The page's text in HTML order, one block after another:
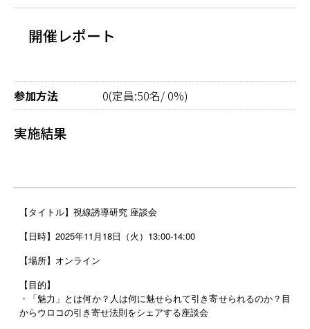
開催レポート
参加方法 0(定員:50名/ 0%)
実施結果
【タイトル】視線誘導研究 座談会
【日時】2025年11月18日（火）13:00-14:00
【場所】オンライン
【目的】
・「魅力」とは何か？人は何に魅せられて引き寄せられるのか？ 目
からウロコの引き寄せ法則をシェアする座談会